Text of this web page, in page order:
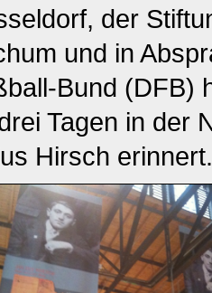
der
und in
Bund (DFB)
Tagen in der
Hirsch erinnert.